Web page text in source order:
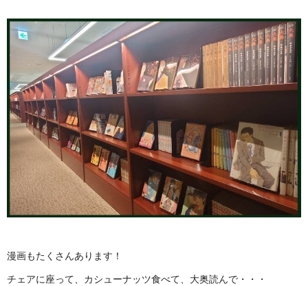
漫画もたくさんあります！
チェアに座って、カシューナッツ食べて、大奥読んで・・・